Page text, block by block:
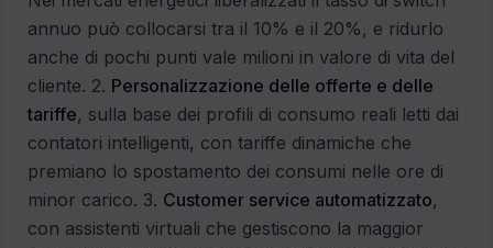
annuo può collocarsi tra il 10% e il 20%, e ridurlo
anche di pochi punti vale milioni in valore di vita del
cliente. 2. Personalizzazione delle offerte e delle
tariffe, sulla base dei profili di consumo reali letti dai
contatori intelligenti, con tariffe dinamiche che
premiano lo spostamento dei consumi nelle ore di
minor carico. 3. Customer service automatizzato,
con assistenti virtuali che gestiscono la maggior